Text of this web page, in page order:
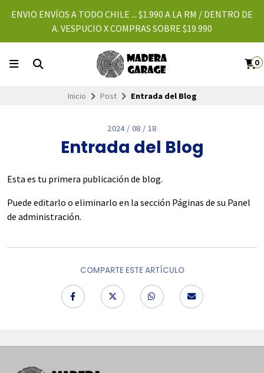
ENVIO ENVÍOS A TODO CHILE ... $1.990 A LA RM / DENTRO DE
A. VESPUCIO X COMPRAS SOBRE $19.990
0
Inicio Post Entrada del Blog
2024 / 08 / 18
Entrada del Blog
Esta es tu primera publicación de blog.
Puede editarlo o eliminarlo en la sección Páginas de su Panel
de administración.
COMPARTE ESTE ARTÍCULO